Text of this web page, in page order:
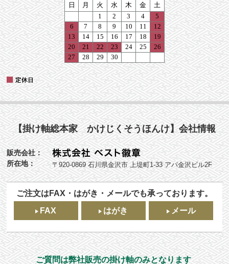
【掛け軸総本家 かけじくそうほんけ】会社情報
販売会社：
所在地：
〒920-0869 石川県金沢市 上堤町1-33 アパ金沢ビル2F
ご注文はFAX・はがき・メールでも承っております。
FAX
はがき メール
ご質問は弊社販売の掛け軸のみとなります